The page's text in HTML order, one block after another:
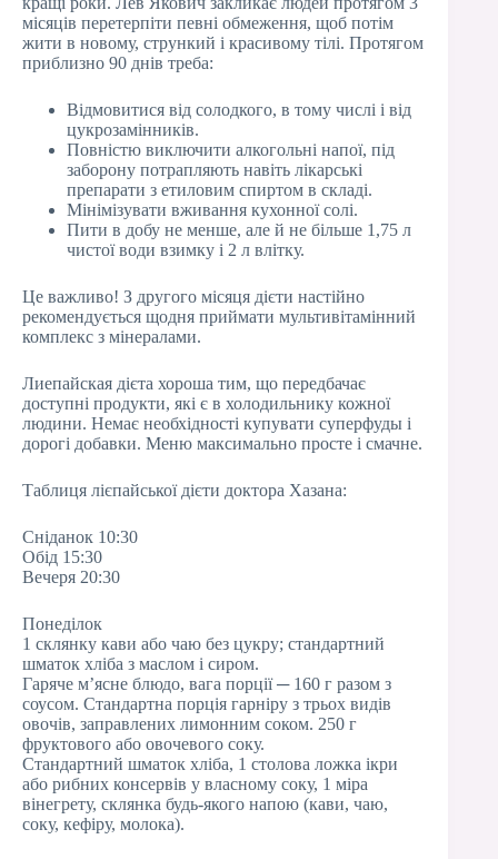
місяців перетерпіти певні обмеження, щоб потім
жити в новому, стрункий і красивому тілі. Протягом
приблизно 90 днів треба:
Відмовитися від солодкого, в тому числі і від
цукрозамінників.
Повністю виключити алкогольні напої, під
заборону потрапляють навіть лікарські
препарати з етиловим спиртом в складі.
Мінімізувати вживання кухонної солі.
Пити в добу не менше, але й не більше 1,75 л
чистої води взимку і 2 л влітку.
Це важливо! З другого місяця дієти настійно
рекомендується щодня приймати мультивітамінний
комплекс з мінералами.
Лиепайская дієта хороша тим, що передбачає
доступні продукти, які є в холодильнику кожної
людини. Немає необхідності купувати суперфуды і
дорогі добавки. Меню максимально просте і смачне.
Таблиця лієпайської дієти доктора Хазана:
Сніданок 10:30
Обід 15:30
Вечеря 20:30
Понеділок
1 склянку кави або чаю без цукру; стандартний
шматок хліба з маслом і сиром.
Гаряче м’ясне блюдо, вага порції ─ 160 г разом з
соусом. Стандартна порція гарніру з трьох видів
овочів, заправлених лимонним соком. 250 г
фруктового або овочевого соку.
Стандартний шматок хліба, 1 столова ложка ікри
або рибних консервів у власному соку, 1 міра
вінегрету, склянка будь-якого напою (кави, чаю,
соку, кефіру, молока).